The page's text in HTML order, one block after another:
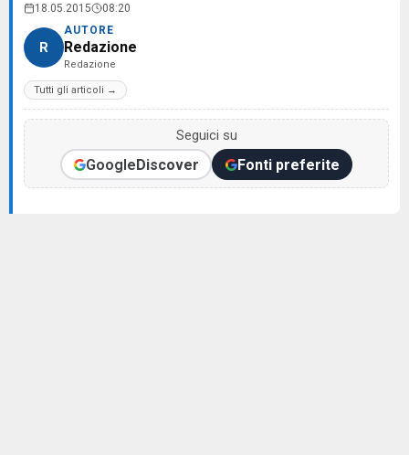
18.05.2015 08:20
R
AUTORE
Redazione
Redazione
Tutti gli articoli →
Seguici su
GoogleDiscover Fonti preferite